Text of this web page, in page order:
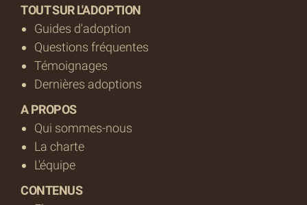
TOUT SUR L'ADOPTION
Guides d'adoption
Questions fréquentes
Témoignages
Dernières adoptions
A PROPOS
Qui sommes-nous
La charte
L'équipe
CONTENUS